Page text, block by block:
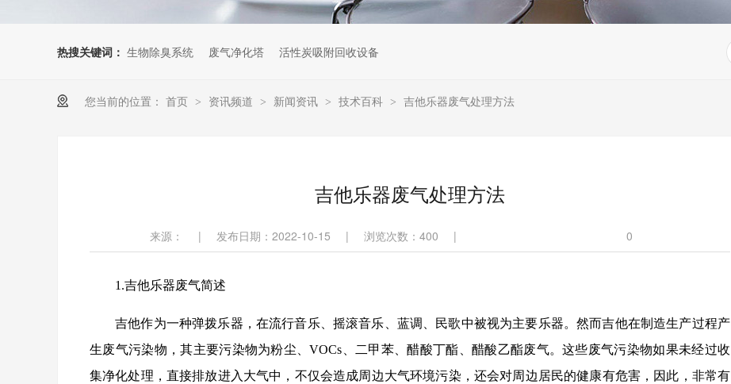
热搜关键词： 生物除臭系统 废气净化塔 活性炭吸附回收设备
您当前的位置： 首页 > 资讯频道 > 新闻资讯 > 技术百科 > 吉他乐器废气处理方法
吉他乐器废气处理方法
来源： | 发布日期：2022-10-15 | 浏览次数： 400 | 0
1.吉他乐器废气简述
吉他作为一种弹拨乐器，在流行音乐、摇滚音乐、蓝调、民歌中被视为主要乐器。然而吉他在制造生产过程产
生废气污染物，其主要污染物为粉尘、VOCs、二甲苯、醋酸丁酯、醋酸乙酯废气。这些废气污染物如果未经过收
集净化处理，直接排放进入大气中，不仅会造成周边大气环境污染，还会对周边居民的健康有危害，因此，非常有